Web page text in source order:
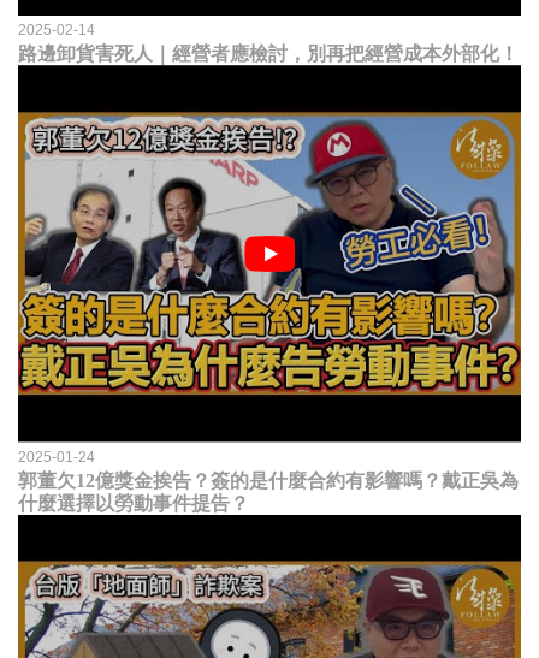
2025-02-14
路邊卸貨害死人｜經營者應檢討，別再把經營成本外部化！
2025-01-24
郭董欠12億獎金挨告？簽的是什麼合約有影響嗎？戴正吳為
什麼選擇以勞動事件提告？